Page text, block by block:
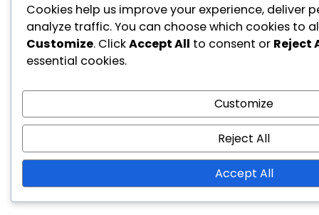
Cookies help us improve your experience, deliver
analyze traffic. You can choose which cookies to
Customize. ClickAccept All to consent or Reject
essential cookies.
Customize
Reject All
Accept All